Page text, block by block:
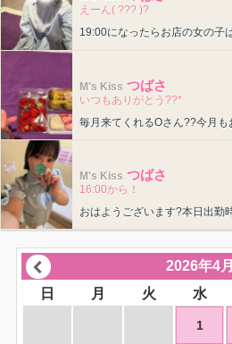
えーん( ??? )?
M's Kiss つばさ
いつもありがとう??*
M's Kiss つばさ
16:00から！
2026年4月
日
月 火 水
1